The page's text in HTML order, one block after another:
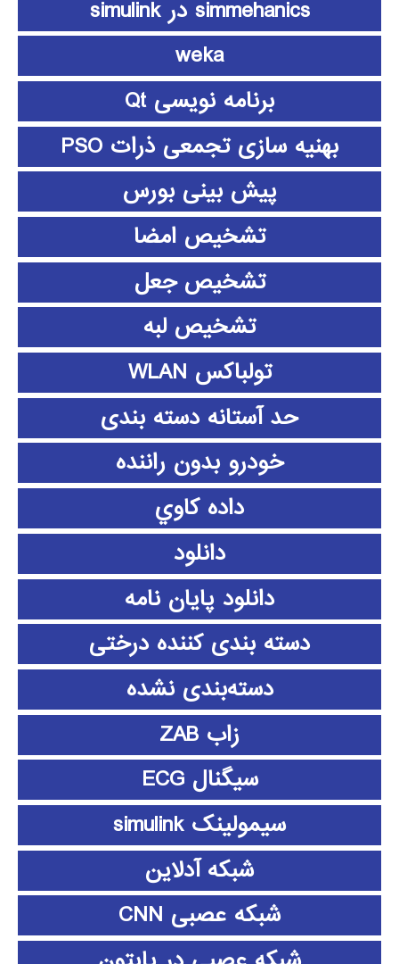
simmehanics در simulink
weka
برنامه نویسی Qt
بهنیه سازی تجمعی ذرات PSO
پیش بینی بورس
تشخیص امضا
تشخیص جعل
تشخیص لبه
تولباکس WLAN
حد آستانه دسته بندی
خودرو بدون راننده
داده كاوي
دانلود
دانلود پايان نامه
دسته بندی کننده درختی
دسته‌بندی نشده
زاب ZAB
سیگنال ECG
سیمولینک simulink
شبکه آدلاین
شبکه عصبی CNN